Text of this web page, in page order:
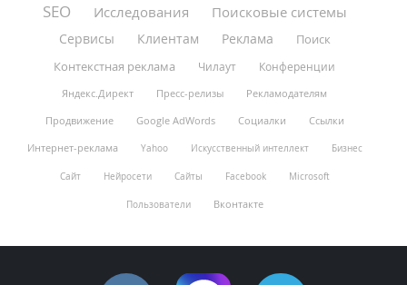
SEO
Исследования Поисковые системы
Сервисы Клиентам Реклама
Поиск
Контекстная реклама
Чилаут Конференции
Яндекс.Директ Пресс-релизы
Рекламодателям
Продвижение
Google AdWords Социалки
Ссылки
Интернет-реклама
Yahoo Искусственный интеллект Бизнес
Сайт Нейросети Сайты Facebook Microsoft
Пользователи Вконтакте